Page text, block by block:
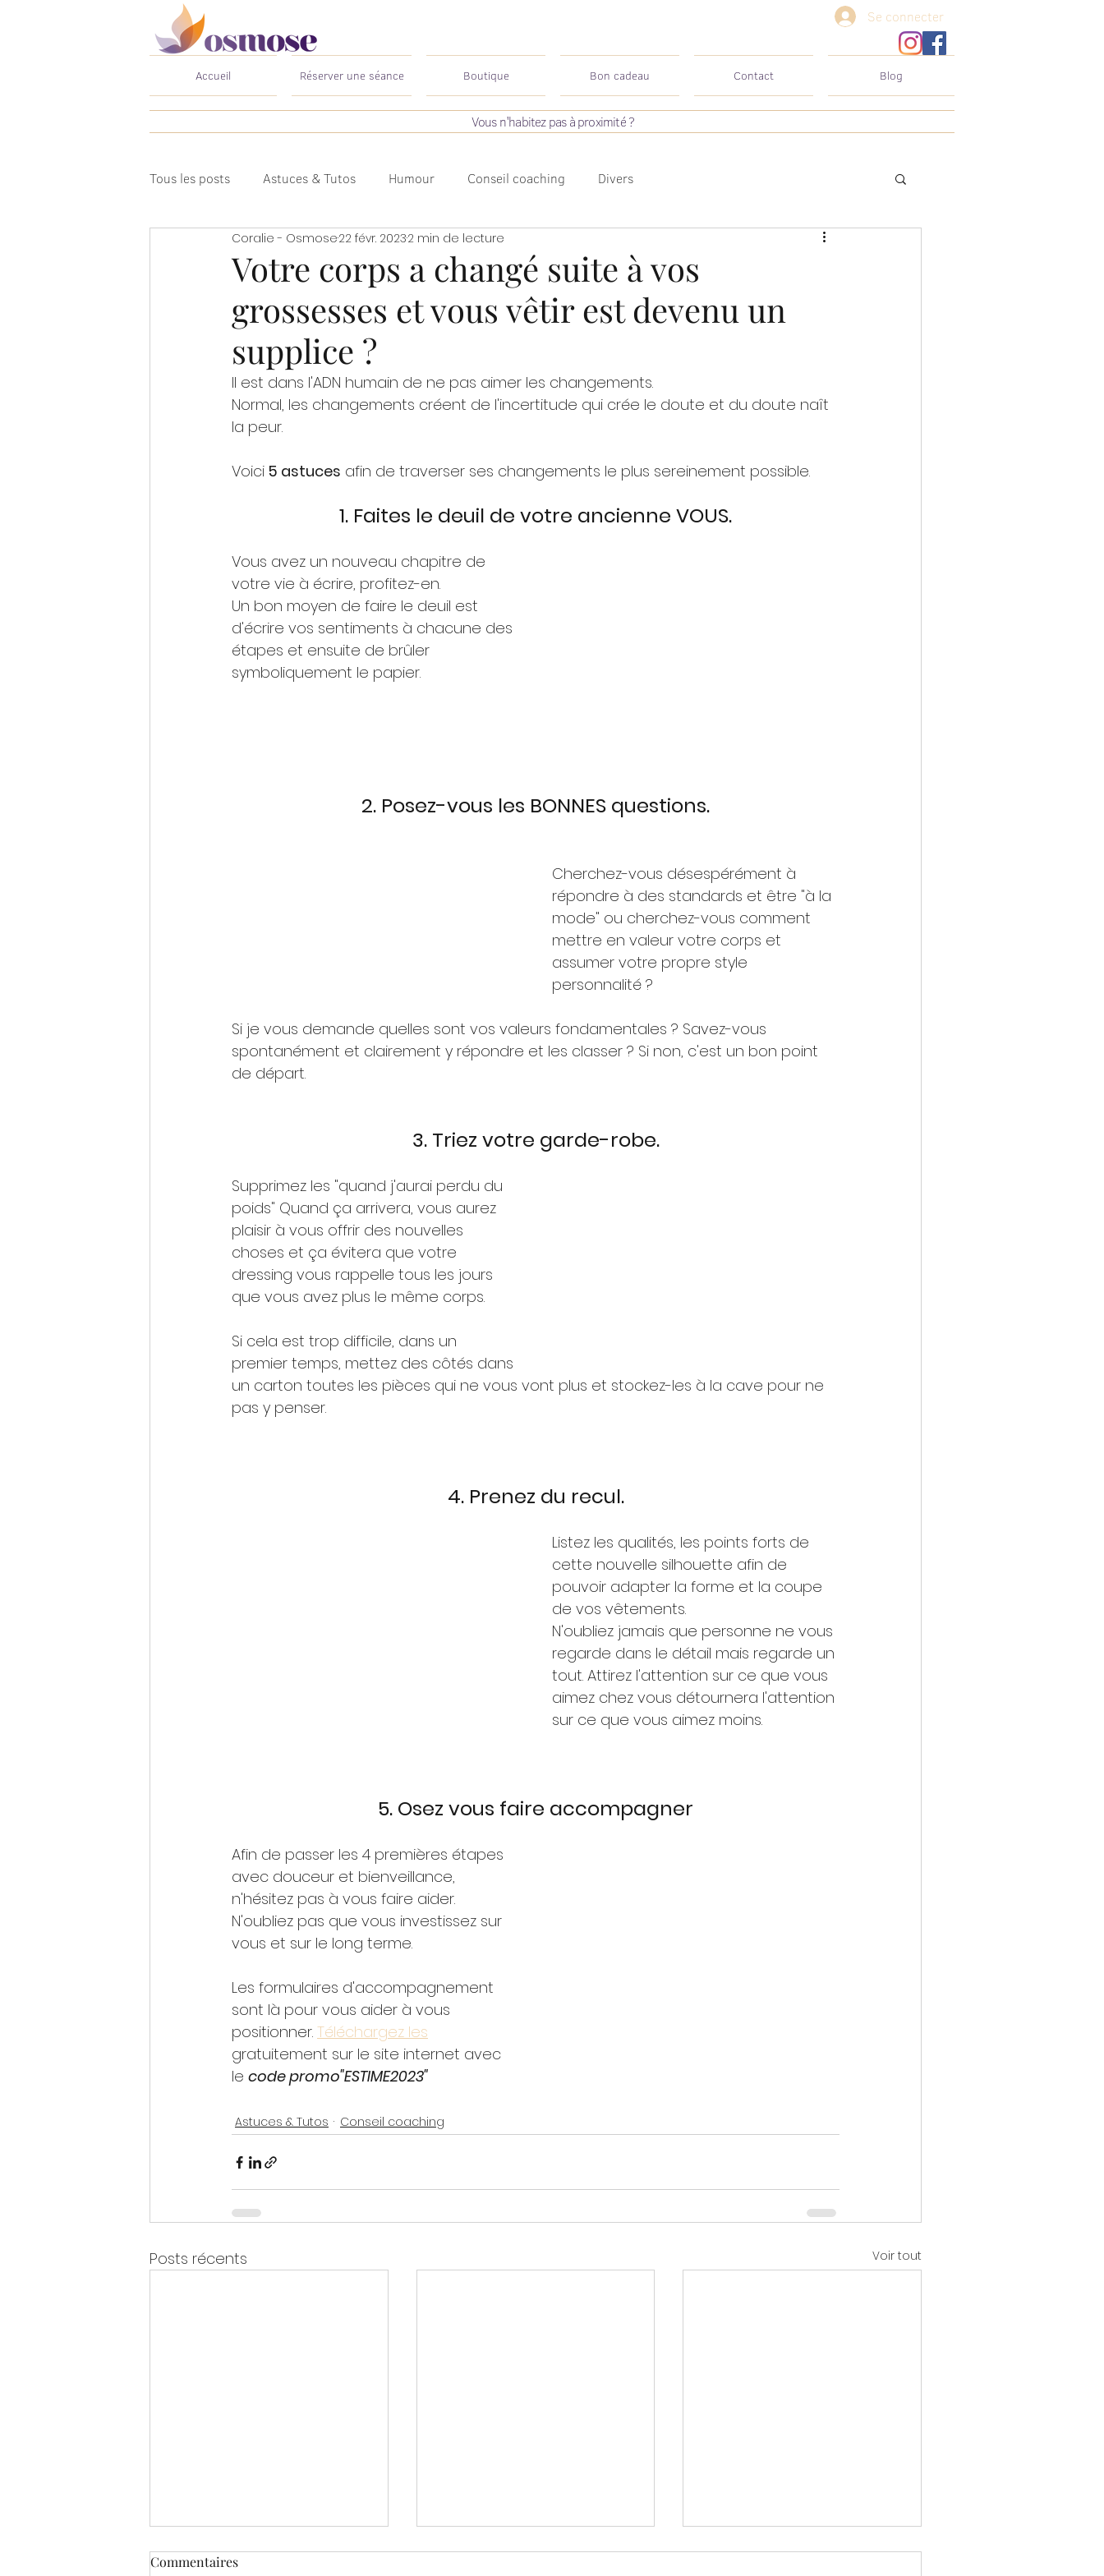
Se connecter
Accueil Réserver une séance Boutique Bon cadeau Contact Blog
Vous n'habitez pas à proximité ?
Tous les posts Astuces & Tutos Humour Conseil coaching Divers
Votre corps a changé suite à vos
grossesses et vous vêtir est devenu un
supplice ?
Coralie - Osmose22 févr. 20232 min de lecture
Il est dans l'ADN humain de ne pas aimer les changements.
Normal, les changements créent de l'incertitude qui crée le doute et du doute naît
la peur.
Voici 5 astuces afin de traverser ses changements le plus sereinement possible.
1. Faites le deuil de votre ancienne VOUS.
Vous avez un nouveau chapitre de
votre vie à écrire, profitez-en.
Un bon moyen de faire le deuil est
d'écrire vos sentiments à chacune des
étapes et ensuite de brûler
symboliquement le papier.
2. Posez-vous les BONNES questions.
Cherchez-vous désespérément à
répondre à des standards et être "à la
mode" ou cherchez-vous comment
mettre en valeur votre corps et
assumer votre propre style
personnalité ?
Si je vous demande quelles sont vos valeurs fondamentales ? Savez-vous
spontanément et clairement y répondre et les classer ? Si non, c'est un bon point
de départ.
3. Triez votre garde-robe.
Supprimez les "quand j'aurai perdu du
poids" Quand ça arrivera, vous aurez
plaisir à vous offrir des nouvelles
choses et ça évitera que votre
dressing vous rappelle tous les jours
que vous avez plus le même corps.
Si cela est trop difficile, dans un
premier temps, mettez des côtés dans
un carton toutes les pièces qui ne vous vont plus et stockez-les à la cave pour ne
pas y penser.
4. Prenez du recul.
Listez les qualités, les points forts de
cette nouvelle silhouette afin de
pouvoir adapter la forme et la coupe
de vos vêtements.
N'oubliez jamais que personne ne vous
regarde dans le détail mais regarde un
tout. Attirez l'attention sur ce que vous
aimez chez vous détournera l'attention
sur ce que vous aimez moins.
5. Osez vous faire accompagner
Afin de passer les 4 premières étapes
avec douceur et bienveillance,
n'hésitez pas à vous faire aider.
N'oubliez pas que vous investissez sur
vous et sur le long terme.
Les formulaires d'accompagnement
sont là pour vous aider à vous
positionner. Téléchargez les
gratuitement sur le site internet avec
le code promo"ESTIME2023"
Astuces & Tutos Conseil coaching
Posts récents Voir tout
Commentaires